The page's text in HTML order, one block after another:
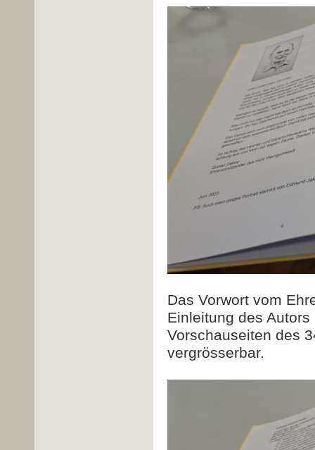
Das Vorwort vom
Einleitung des
Vorschauseiten des
vergrösserbar.